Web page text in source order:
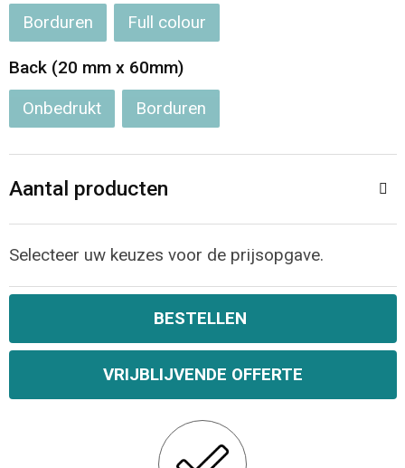
Borduren Full colour
Back (20 mm x 60mm)
Onbedrukt Borduren
Aantal producten
Selecteer uw keuzes voor de prijsopgave.
BESTELLEN
VRIJBLIJVENDE OFFERTE